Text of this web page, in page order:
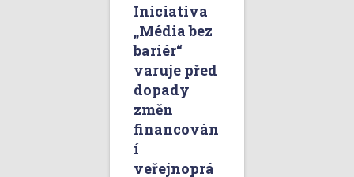
Iniciativa
„Média bez
bariér“
varuje před
dopady
změn
financován
í
veřejnoprá